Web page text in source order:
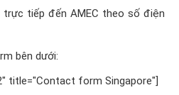
tiếp đến AMEC theo số điện
bên dưới:
title="Contact form Singapore"]